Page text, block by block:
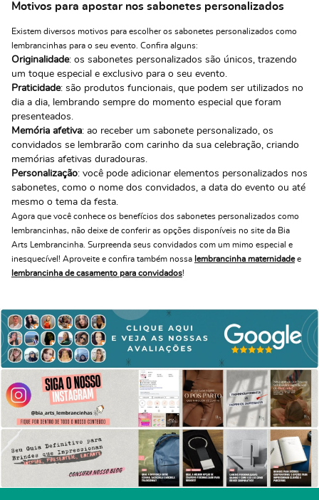
Motivos para apostar nos sabonetes personalizados
Existem diversos motivos para escolher os sabonetes personalizados como
lembrancinhas para o seu evento. Confira alguns:
Originalidade: os sabonetes personalizados são únicos, trazendo
um toque especial e exclusivo para o seu evento.
Praticidade: são produtos funcionais, que podem ser utilizados no
dia a dia, lembrando sempre do momento especial que foram
presenteados.
Memória afetiva: ao receber um sabonete personalizado, os
convidados se lembrarão com carinho da sua celebração, criando
memórias afetivas duradouras.
Personalização: você pode adicionar elementos personalizados nos
sabonetes, como o nome dos convidados, a data do evento ou até
mesmo o tema da festa.
Agora que você conhece os benefícios dos sabonetes personalizados como
lembrancinhas, não deixe de conferir as opções disponíveis no site da Bia
Arts Lembrancinha. Surpreenda seus convidados com um mimo especial e
inesquecível! Aproveite e confira também nossa lembrancinha maternidadee
lembrancinha de casamento para convidados!